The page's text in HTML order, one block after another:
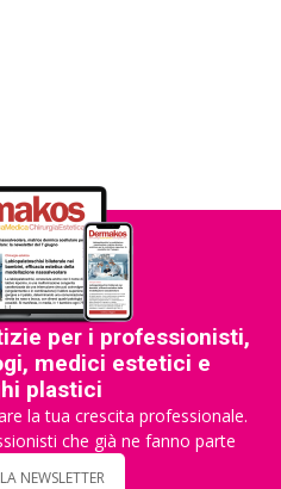
per i professionisti,
medici estetici e
plastici
la tua crescita professionale.
che già ne fanno parte
NEWSLETTER